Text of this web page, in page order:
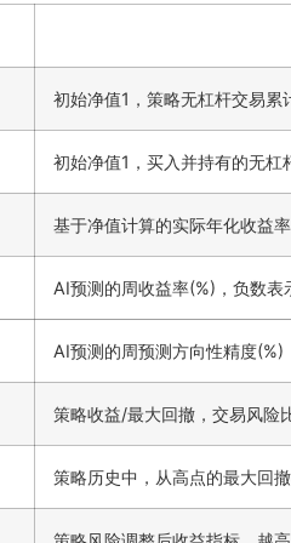
初始净值1，策略无杠杆交易累
初始净值1，买入并持有的无杠
基于净值计算的实际年化收益
AI预测的周收益率(%)，负数表
AI预测的周预测方向性精度(%)
策略收益/最大回撤，交易风险
策略历史中，从高点的最大回